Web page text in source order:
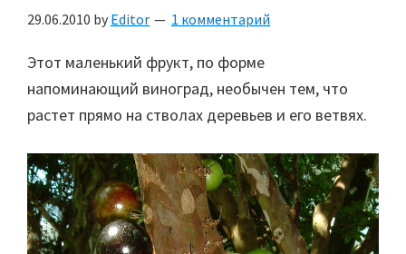
29.06.2010 by Editor 1 комментарий
Этот маленький фрукт, по форме
напоминающий виноград, необычен тем, что
растет прямо на стволах деревьев и его ветвях.